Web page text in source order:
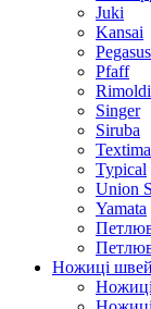
Juki
Kansai
Pegasus
Pfaff
Rimoldi
Singer
Siruba
Textima
Typical
Union
Yamata
Ножиці